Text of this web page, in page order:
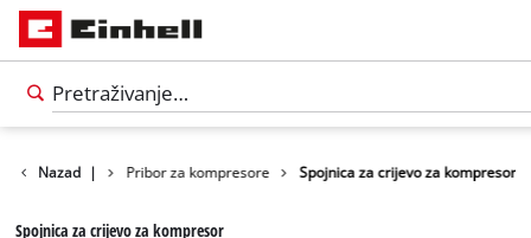
Nazad |
Pribor za alate Pribor za kompresore Spojnica za crijevo za kompresor
Spojnica za crijevo za kompresor